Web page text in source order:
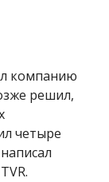
компанию
решил,
четыре